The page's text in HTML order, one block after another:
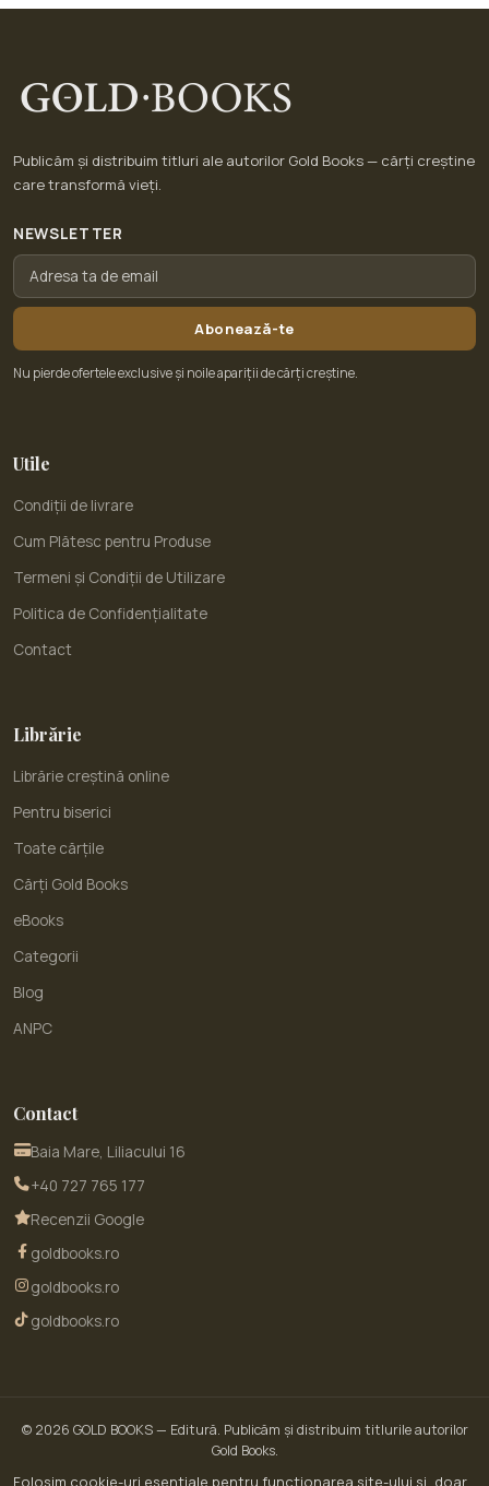
Publicăm și distribuim titluri ale autorilor Gold Books — cărți creștine
care transformă vieți.
NEWSLETTER
Abonează-te
Nu pierde ofertele exclusive și noile apariții de cărți creștine.
Utile
Condiții de livrare
Cum Plătesc pentru Produse
Termeni și Condiții de Utilizare
Politica de Confidențialitate
Contact
Librărie
Librărie creștină online
Pentru biserici
Toate cărțile
Cărți Gold Books
eBooks
Categorii
Blog
ANPC
Contact
Baia Mare, Liliacului 16
+40 727 765 177
Recenzii Google
goldbooks.ro
goldbooks.ro
goldbooks.ro
© 2026 GOLD BOOKS— Editură. Publicăm și distribuim titlurile autorilor
Gold Books.
© 2026 GoldBooks · un serviciu WOW SITE EXPERT SRL · CUI RO30450643 · Str.
Folosim cookie-uri esențiale pentru funcționarea site-ului și, doar